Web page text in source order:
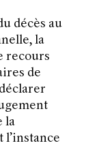
décès au
la
recours
de
la
l’instance